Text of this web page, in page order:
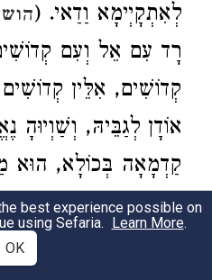
לְאִתְקָיְימָא וַדַאי. (
רָד עִם אֵל וְעִם
קְדוֹשִׁים, אִלֵּין קְדוֹשִׁים
אוֹדָן לְגַבֵּיהּ, וְשַׁוְיוּהָ
קַדְמָאָה בְּכוֹלָא, הוּא
BRETHREN
‘The kingship was
hence Leah, as we
best experience possible on
using Sefaria. Learn More.
OK